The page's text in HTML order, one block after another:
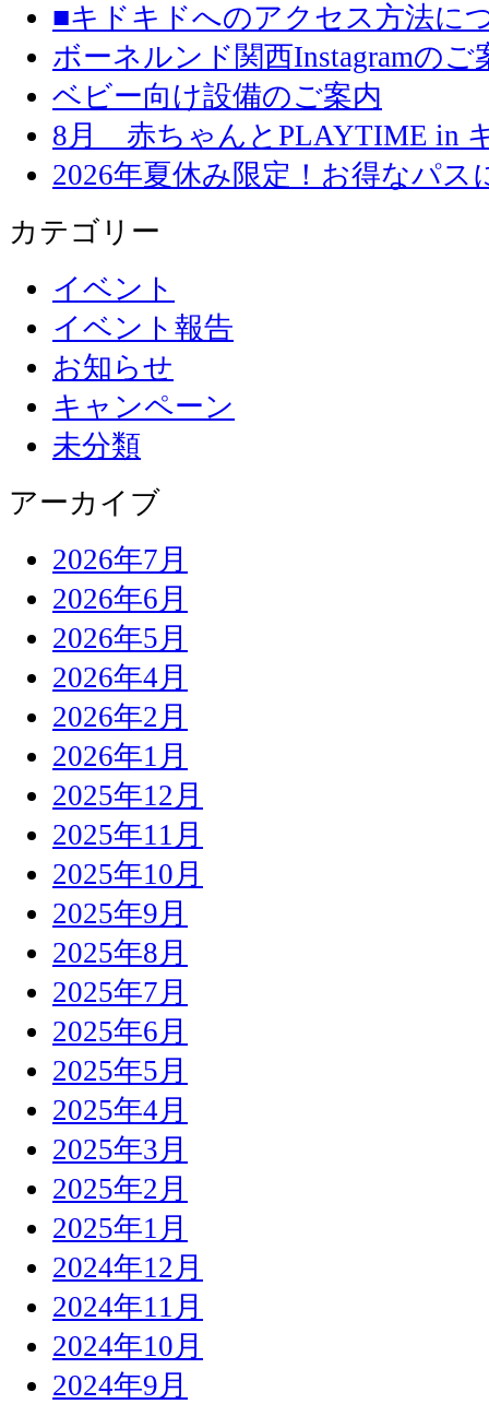
■キドキドへのアクセス方法に
ボーネルンド関西Instagramのご
ベビー向け設備のご案内
8月 赤ちゃんとPLAYTIME in
2026年夏休み限定！お得なパス
カテゴリー
イベント
イベント報告
お知らせ
キャンペーン
未分類
アーカイブ
2026年7月
2026年6月
2026年5月
2026年4月
2026年2月
2026年1月
2025年12月
2025年11月
2025年10月
2025年9月
2025年8月
2025年7月
2025年6月
2025年5月
2025年4月
2025年3月
2025年2月
2025年1月
2024年12月
2024年11月
2024年10月
2024年9月